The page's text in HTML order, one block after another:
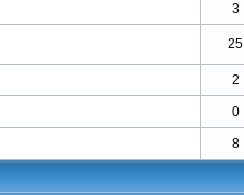
3
25
2
0
8